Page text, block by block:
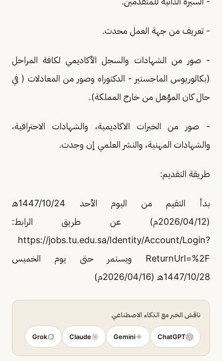
- تعريف من جهة العمل محدث.
- صور من الشهادات والسجل الأكاديمي لكافة المراحل
(بكالوريوس الماجستير - الدكتوراه وصور من المعادلات ( في
حال كان المؤهل من خارج المملكة).
- صور من الخبرات الاكاديمية، والشهادات الاحترافية،
والشهادات المهنية، والنشر العلمي إن وجدت.
طريقة التقديم:
بدأ التقيم من اليوم الأحد 1447/10/24هـ
(2026/04/12م) عن طريق الرابط:
https://jobs.tu.edu.sa/Identity/Account/Login?
ReturnUrl=%2F ويستمر حتى يوم الخميس
1447/10/28هـ (2026/04/16م)
ناقش الخبر مع الذكاء الاصطناعي
ChatGPT
Gemini
Claude
Grok